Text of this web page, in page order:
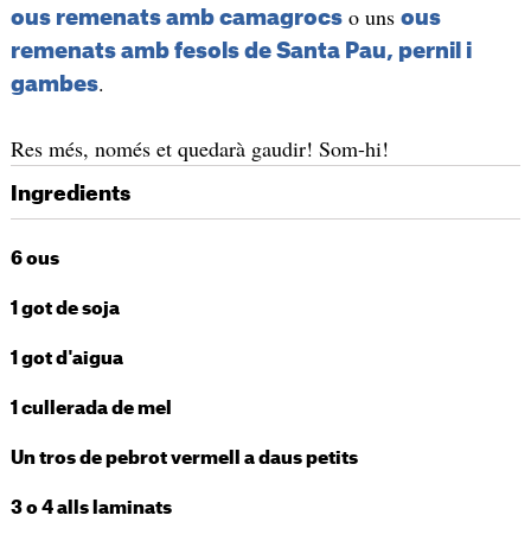
ous remenats amb camagrocso uns ous
remenats amb fesols de Santa Pau, pernil i
gambes.
Res més, només et quedarà gaudir! Som-hi!
Ingredients
6 ous
1 got de soja
1 got d'aigua
1 cullerada de mel
Un tros de pebrot vermell a daus petits
3 o 4 alls laminats